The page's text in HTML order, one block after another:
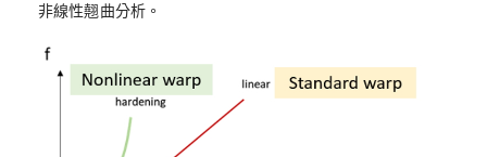
非線性翹曲分析。